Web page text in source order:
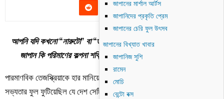
আপনি যদি কখনো “নারুটো” বা “ড্রাগন বল জি” দেখে থাকেন, তাহলে বুঝবেন,
জাপান কি পরিমাণের কল্পনা শক্তি কাজে লাগিয়ে এগুলো তৈরি করেছে !!!!
পারমাণবিক তেজস্ক্রিয়াকে হার মানিয়ে মাত্র ৭০ বছরে হিরোশিমা, নাগাসাকিতে
সভ্যতার ফুল ফুটিয়েছিল যে দেশ সেটি হল জাপান। বোমার আঘাতে যখন দেশটি
জাপানের মার্শাল আর্টস
জাপানিদের প্রকৃতি প্রেম
জাপানের চেরি ফুল উৎসব
জাপানের বিখ্যাত খাবার
জাপানিজ সুশি
রামেন
মোচি
বেন্টো বক্স